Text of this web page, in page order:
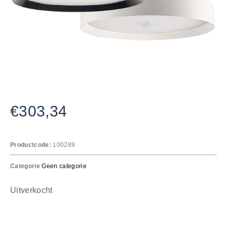
€303,34
Productcode: 100289
Categorie Geen categorie
Uitverkocht